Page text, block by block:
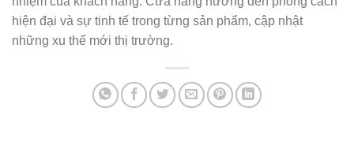
hiện đại và sự tinh tế trong từng sản phẩm, cập nhật
những xu thế mới thị trường.